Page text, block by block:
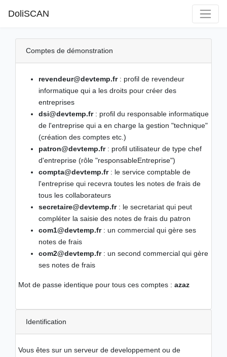
DoliSCAN
Comptes de démonstration
revendeur@devtemp.fr: profil de revendeur
informatique qui a les droits pour créer des
entreprises
dsi@devtemp.fr: profil du responsable informatique
de l'entreprise qui a en charge la gestion "technique"
(création des comptes etc.)
patron@devtemp.fr: profil utilisateur de type chef
d'entreprise (rôle "responsableEntreprise")
compta@devtemp.fr: le service comptable de
l'entreprise qui recevra toutes les notes de frais de
tous les collaborateurs
secretaire@devtemp.fr: le secretariat qui peut
compléter la saisie des notes de frais du patron
com1@devtemp.fr: un commercial qui gère ses
notes de frais
com2@devtemp.fr: un second commercial qui gère
ses notes de frais
Mot de passe identique pour tous ces comptes : azaz
Identification
Vous êtes sur un serveur de developpement ou de